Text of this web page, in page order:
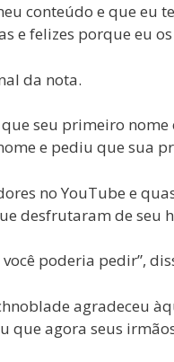
conteúdo e que eu
e felizes porque eu
da nota.
seu primeiro
e pediu que sua
no YouTube e
desfrutaram de seu
poderia pedir”,
agradeceu
que agora seus